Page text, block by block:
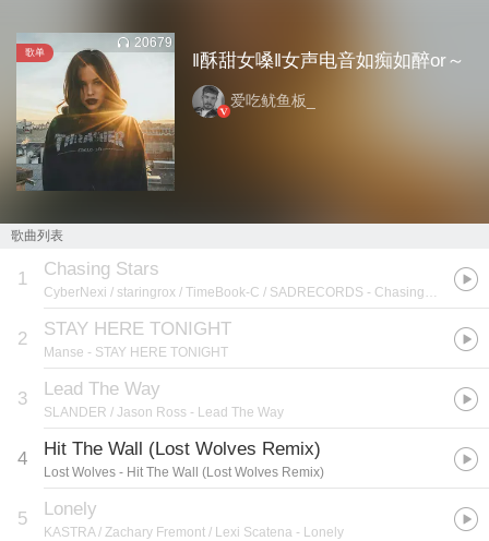
歌单
20679
‖酥甜女嗓‖女声电音如痴如醉or～
爱吃鱿鱼板_
歌曲列表
1 Chasing Stars
CyberNexi / staringrox / TimeBook-C / SADRECORDS - Chasings Stars
2 STAY HERE TONIGHT
Manse - STAY HERE TONIGHT
3 Lead The Way
SLANDER / Jason Ross - Lead The Way
4 Hit The Wall (Lost Wolves Remix)
Lost Wolves - Hit The Wall (Lost Wolves Remix)
5 Lonely
KASTRA / Zachary Fremont / Lexi Scatena - Lonely